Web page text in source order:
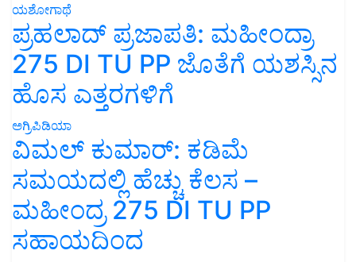
ಯಶೋಗಾಥೆ
ಪ್ರಹಲಾದ್ ಪ್ರಜಾಪತಿ: ಮಹೀಂದ್ರಾ
275 DI TU PP ಜೊತೆಗೆ ಯಶಸ್ಸಿನ
ಹೊಸ ಎತ್ತರಗಳಿಗೆ
ಅಗ್ರಿಪಿಡಿಯಾ
ವಿಮಲ್ ಕುಮಾರ್: ಕಡಿಮೆ
ಸಮಯದಲ್ಲಿ ಹೆಚ್ಚು ಕೆಲಸ –
ಮಹೀಂದ್ರ 275 DI TU PP
ಸಹಾಯದಿಂದ